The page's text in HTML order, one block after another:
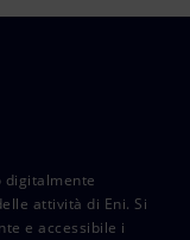
digitalmente
attività di Eni. Si
e accessibile i